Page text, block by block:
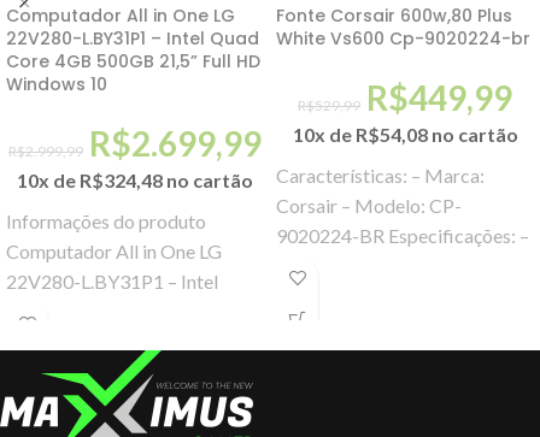
Computador All in One LG
22V280-L.BY31P1 – Intel Quad
Core 4GB 500GB 21,5” Full HD
Windows 10
R$2.999,99 R$2.699,99
10x de R$324,48 no cartão
Informações do produto
Computador All in One LG
22V280-L.BY31P1 – Intel
Quad Core 4GB 500GB 21,5”
Fonte Corsair 600w,80 Plus
White Vs600 Cp-9020224-br
R$529,99 R$449,99
10x de R$54,08 no cartão
Características: – Marca:
Corsair – Modelo: CP-
9020224-BR Especificações: –
Entrada AC: 100-240V –
Frequência: 47~63Hz